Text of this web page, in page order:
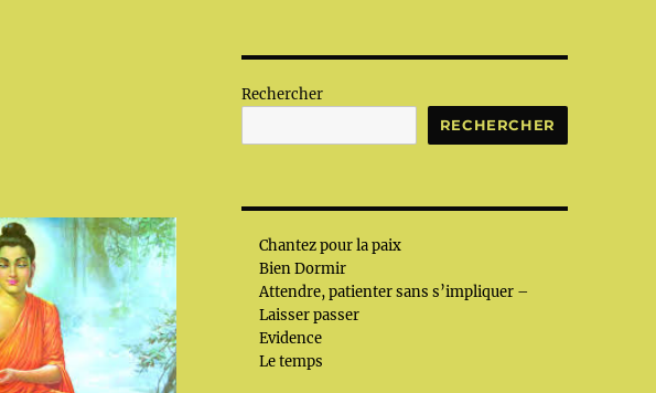
Rechercher
RECHERCHER
Chantez pour la paix
Bien Dormir
Attendre, patienter sans s’impliquer –
Laisser passer
Evidence
Le temps